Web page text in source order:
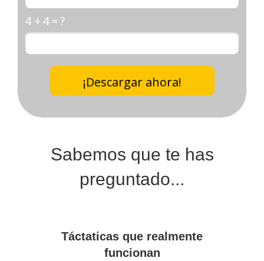
4 + 4 = ?
¡Descargar ahora!
Sabemos que te has
preguntado...
Táctaticas que realmente
funcionan